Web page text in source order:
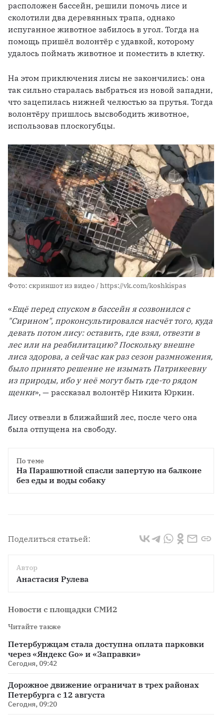
расположен бассейн, решили помочь лисе и
сколотили два деревянных трапа, однако
испуганное животное забилось в угол. Тогда на
помощь пришёл волонтёр с удавкой, которому
удалось поймать животное и поместить в клетку.
На этом приключения лисы не закончились: она
так сильно старалась выбраться из новой западни,
что зацепилась нижней челюстью за прутья. Тогда
волонтёру пришлось высвободить животное,
использовав плоскогубцы.
Фото: скриншот из видео / https://vk.com/koshkispas
«Ещё перед спуском в бассейн я созвонился с
"Сирином", проконсультировался насчёт того, куда
девать потом лису: оставить, где взял, отвезти в
лес или на реабилитацию? Поскольку внешне
лиса здорова, а сейчас как раз сезон размножения,
было принято решение не изымать Патрикеевну
из природы, ибо у неё могут быть где-то рядом
щенки», — рассказал волонтёр Никита Юркин.
Лису отвезли в ближайший лес, после чего она
была отпущена на свободу.
По теме
На Парашютной спасли запертую на балконе
без еды и воды собаку
Поделиться статьей:
Автор
Анастасия Рулева
Новости с площадки СМИ2
Читайте также
Петербуржцам стала доступна оплата парковки
через «Яндекс Go» и «Заправки»
Сегодня, 09:42
Дорожное движение ограничат в трех районах
Петербурга с 12 августа
Сегодня, 09:20